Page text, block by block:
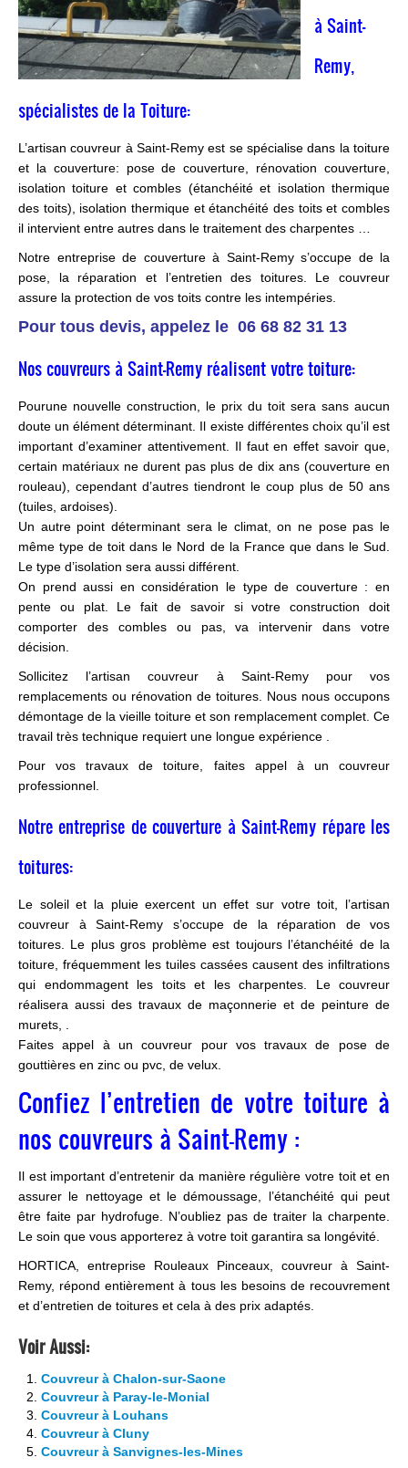
à Saint-
Remy,
spécialistes de la Toiture:
L’artisan couvreur à Saint-Remy est se spécialise dans la toiture
et la couverture: pose de couverture, rénovation couverture,
isolation toiture et combles (étanchéité et isolation thermique
des toits), isolation thermique et étanchéité des toits et combles
il intervient entre autres dans le traitement des charpentes …
Notre entreprise de couverture à Saint-Remy s’occupe de la
pose, la réparation et l’entretien des toitures. Le couvreur
assure la protection de vos toits contre les intempéries.
Pour tous devis, appelez le 06 68 82 31 13
Nos couvreurs à Saint-Remy réalisent votre toiture:
Pourune nouvelle construction, le prix du toit sera sans aucun
doute un élément déterminant. Il existe différentes choix qu’il est
important d’examiner attentivement. Il faut en effet savoir que,
certain matériaux ne durent pas plus de dix ans (couverture en
rouleau), cependant d’autres tiendront le coup plus de 50 ans
(tuiles, ardoises).
Un autre point déterminant sera le climat, on ne pose pas le
même type de toit dans le Nord de la France que dans le Sud.
Le type d’isolation sera aussi différent.
On prend aussi en considération le type de couverture : en
pente ou plat. Le fait de savoir si votre construction doit
comporter des combles ou pas, va intervenir dans votre
décision.
Sollicitez l’artisan couvreur à Saint-Remy pour vos
remplacements ou rénovation de toitures. Nous nous occupons
démontage de la vieille toiture et son remplacement complet. Ce
travail très technique requiert une longue expérience .
Pour vos travaux de toiture, faites appel à un couvreur
professionnel.
Notre entreprise de couverture à Saint-Remy répare les
toitures:
Le soleil et la pluie exercent un effet sur votre toit, l’artisan
couvreur à Saint-Remy s’occupe de la réparation de vos
toitures. Le plus gros problème est toujours l’étanchéité de la
toiture, fréquemment les tuiles cassées causent des infiltrations
qui endommagent les toits et les charpentes. Le couvreur
réalisera aussi des travaux de maçonnerie et de peinture de
murets, .
Faites appel à un couvreur pour vos travaux de pose de
gouttières en zinc ou pvc, de velux.
Confiez l’entretien de votre toiture à
nos couvreurs à Saint-Remy :
Il est important d’entretenir da manière régulière votre toit et en
assurer le nettoyage et le démoussage, l’étanchéité qui peut
être faite par hydrofuge. N’oubliez pas de traiter la charpente.
Le soin que vous apporterez à votre toit garantira sa longévité.
HORTICA, entreprise Rouleaux Pinceaux, couvreur à Saint-
Remy, répond entièrement à tous les besoins de recouvrement
et d’entretien de toitures et cela à des prix adaptés.
Voir Aussi:
Couvreur à Chalon-sur-Saone
Couvreur à Paray-le-Monial
Couvreur à Louhans
Couvreur à Cluny
Couvreur à Sanvignes-les-Mines